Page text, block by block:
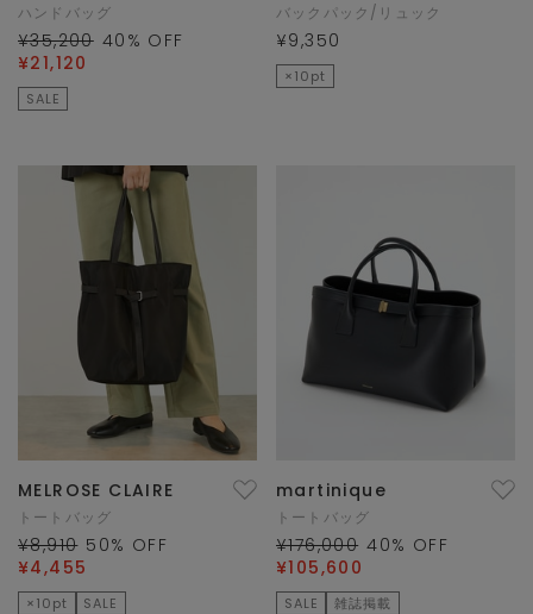
ハンドバッグ
¥35,200 40 % OFF
¥21,120
SALE
バックパック/リュック
¥9,350
×10pt
MELROSE CLAIRE
トートバッグ
¥8,910 50% OFF
¥4,455
×10pt SALE
martinique
トートバッグ
¥176,000 40% OFF
¥105,600
SALE 雑誌掲載